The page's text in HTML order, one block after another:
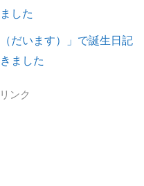
した
だいます）」で誕生日記
ました
ンク